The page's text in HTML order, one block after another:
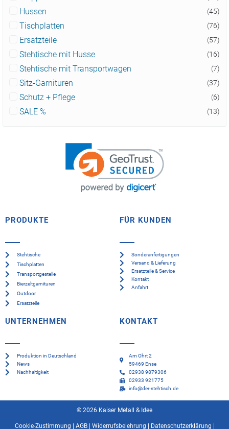
Hussen (45)
Tischplatten (76)
Ersatzteile (57)
Stehtische mit Husse (16)
Stehtische mit Transportwagen (7)
Sitz-Garnituren (37)
Schutz + Pflege (6)
SALE % (13)
PRODUKTE
Stehtische
Tischplatten
Transportgestelle
Bierzeltgarnituren
Outdoor
Ersatzteile
FÜR KUNDEN
Sonderanfertigungen
Versand & Lieferung
Ersatzteile & Service
Kontakt
Anfahrt
UNTERNEHMEN
Produktion in Deutschland
News
Nachhaltigkeit
KONTAKT
Am Ohrt 2
59469 Ense
02938 9879306
02933 921775
info@der-stehtisch.de
© 2026 Kaiser Metall & Idee
Cookie-Zustimmung AGB| Widerrufsbelehrung Datenschutzerklärung